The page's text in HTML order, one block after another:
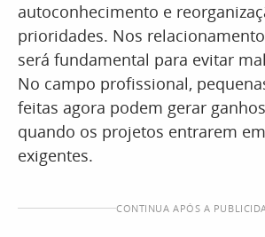
autoconhecimento e
prioridades. Nos
será fundamental para evitar
No campo profissional,
feitas agora podem gerar
quando os projetos entrarem
exigentes.
CONTINUA APÓS A